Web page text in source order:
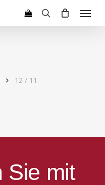
Menu
12 / 11
Sie mit